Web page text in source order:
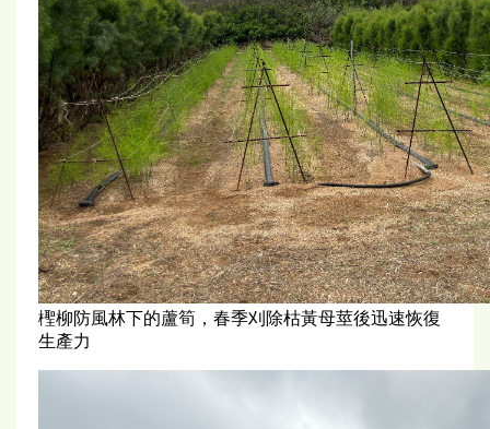
檉柳防風林下的蘆筍，春季刈除枯黃母莖後迅速恢復
生產力